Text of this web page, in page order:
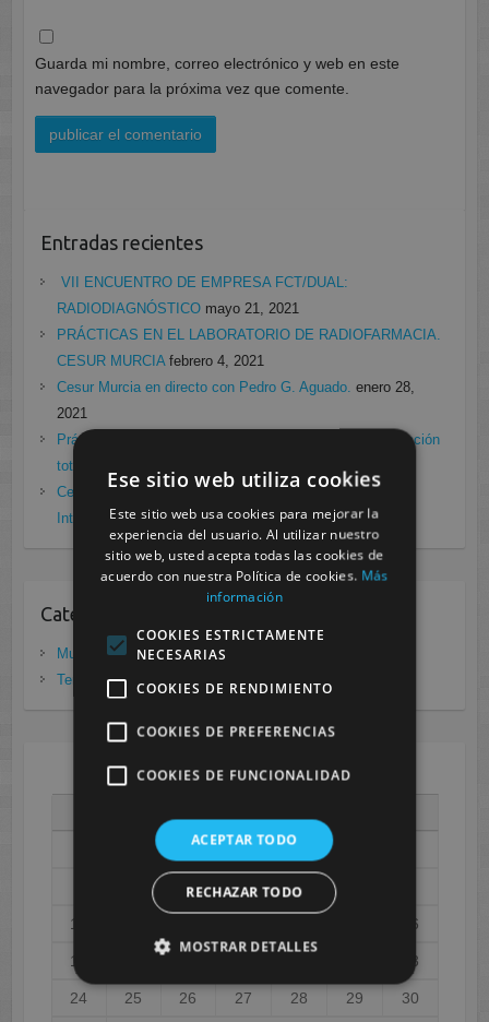
Guarda mi nombre, correo electrónico y web en este
navegador para la próxima vez que comente.
Entradas recientes
VII ENCUENTRO DE EMPRESA FCT/DUAL:
RADIODIAGNÓSTICO mayo 21, 2021
PRÁCTICAS EN EL LABORATORIO DE RADIOFARMACIA.
CESUR MURCIA febrero 4, 2021
Cesur Murcia en directo con Pedro G. Aguado. enero 28,
2021
Prácticas de Radiología Simple en Cesur Murcia. Protección
total frente a Covid19
Cesur Murcia: Premio Especial FP, XIII Congreso
Internacional Enfermedades raras noviembre 26, 2020
Categorias
Murcia
(281)
Tenerife (20)
AGOSTO 2026
5 6 7
10 16
17 23
24 25 26 27 28 29 30
Ese sitio web utiliza cookies
Este sitio web usa cookies para mejorar la
experiencia del usuario. Al utilizar nuestro
sitio web, usted acepta todas las cookies de
acuerdo con nuestra Política de cookies. Más
información
COOKIES ESTRICTAMENTE
NECESARIAS
COOKIES DE RENDIMIENTO
COOKIES DE PREFERENCIAS
COOKIES DE FUNCIONALIDAD
ACEPTAR TODO
RECHAZAR TODO
MOSTRAR DETALLES